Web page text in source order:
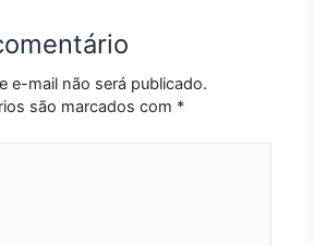
e-mail não será publicado.
são marcados com *